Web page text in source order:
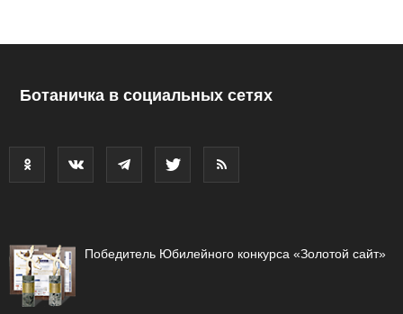
Ботаничка в социальных сетях
Победитель Юбилейного конкурса «Золотой сайт»